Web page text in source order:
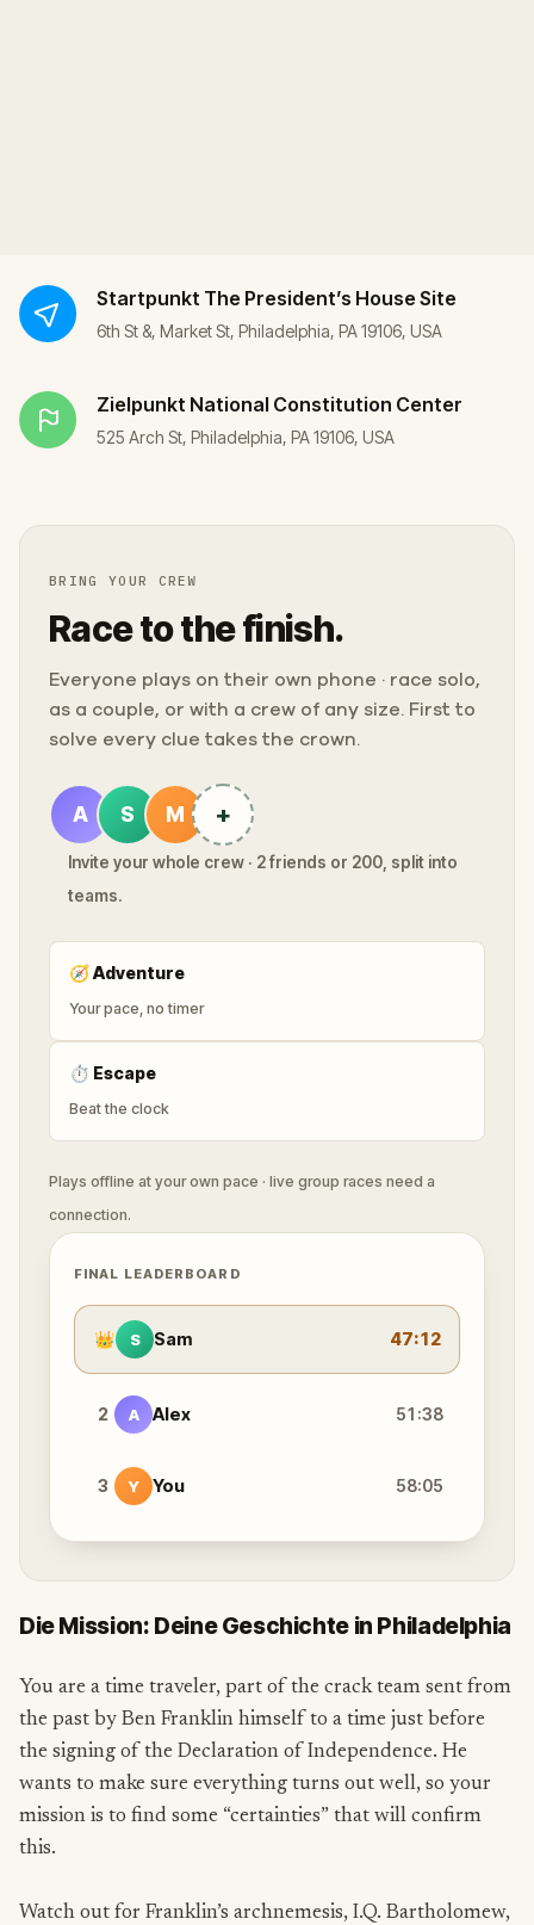
Startpunkt The President’s House Site
6th St &, Market St, Philadelphia, PA 19106, USA
Zielpunkt National Constitution Center
525 Arch St, Philadelphia, PA 19106, USA
BRING YOUR CREW
Race to the finish.
Everyone plays on their own phone · race solo,
as a couple, or with a crew of any size. First to
solve every clue takes the crown.
A S M +
Invite your whole crew · 2 friends or 200, split into
teams.
🧭Adventure
Your pace, no timer
⏱ Escape
Beat the clock
Plays offline at your own pace · live group races need a
connection.
FINAL LEADERBOARD
👑 S Sam 47:12
2 A Alex 51:38
3 Y You 58:05
Die Mission: Deine Geschichte in Philadelphia
You are a time traveler, part of the crack team sent from
the past by Ben Franklin himself to a time just before
the signing of the Declaration of Independence. He
wants to make sure everything turns out well, so your
mission is to find some “certainties” that will confirm
this.
Watch out for Franklin’s archnemesis, I.Q. Bartholomew,